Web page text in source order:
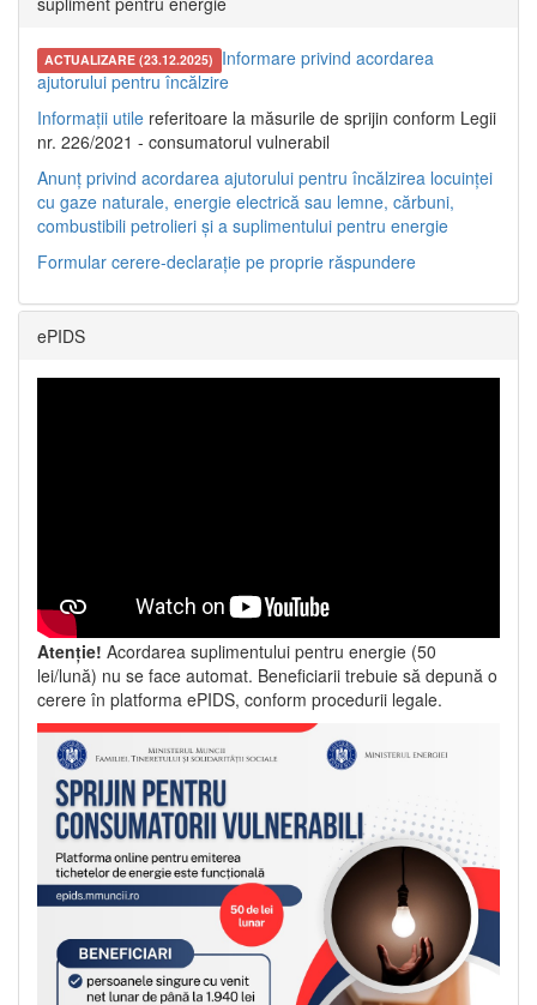
ACTUALIZARE (23.12.2025) Informare privind acordarea
ajutorului pentru încălzire
Informații utile referitoare la măsurile de sprijin conform Legii
nr. 226/2021 - consumatorul vulnerabil
Anunț privind acordarea ajutorului pentru încălzirea locuinței
cu gaze naturale, energie electrică sau lemne, cărbuni,
combustibili petrolieri și a suplimentului pentru energie
Formular cerere-declarație pe proprie răspundere
ePIDS
Atenție! Acordarea suplimentului pentru energie (50
lei/lună) nu se face automat. Beneficiarii trebuie să depună o
cerere în platforma ePIDS, conform procedurii legale.